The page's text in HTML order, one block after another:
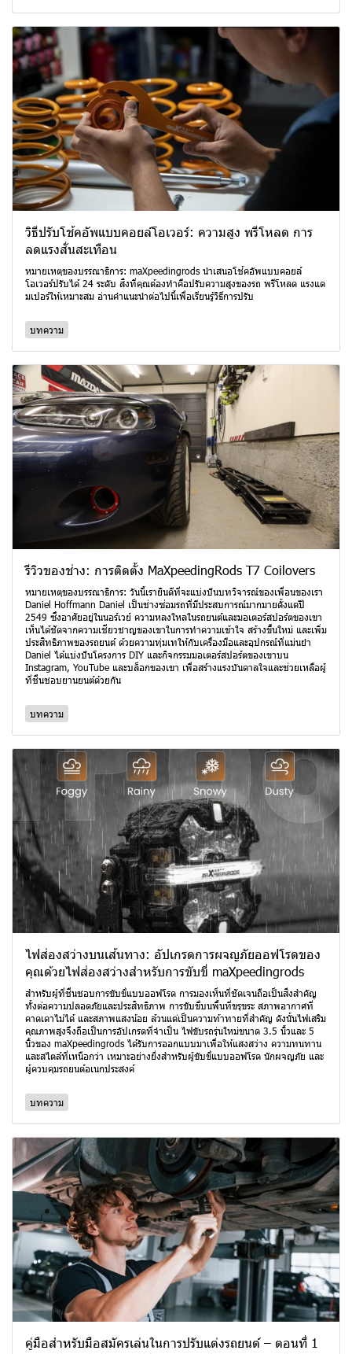
วิธีปรับโช้คอัพแบบคอยล์โอเวอร์: ความสูง พรีโหลด การ
ลดแรงสั่นสะเทือน
หมายเหตุของบรรณาธิการ: maXpeedingrods นำเสนอโช้คอัพแบบคอยล์
โอเวอร์ปรับได้ 24 ระดับ สิ่งที่คุณต้องทำคือปรับความสูงของรถ พรีโหลด แรงแด
มเปอร์ให้เหมาะสม อ่านคำแนะนำต่อไปนี้เพื่อเรียนรู้วิธีการปรับ
บทความ
รีวิวของช่าง: การติดตั้ง MaXpeedingRods T7 Coilovers
หมายเหตุของบรรณาธิการ: วันนี้เรายินดีที่จะแบ่งปันบทวิจารณ์ของเพื่อนของเรา
Daniel Hoffmann Daniel เป็นช่างซ่อมรถที่มีประสบการณ์มากมายตั้งแต่ปี
2549 ซึ่งอาศัยอยู่ในนอร์เวย์ ความหลงใหลในรถยนต์และมอเตอร์สปอร์ตของเขา
เห็นได้ชัดจากความเชี่ยวชาญของเขาในการทำความเข้าใจ สร้างขึ้นใหม่ และเพิ่ม
ประสิทธิภาพของรถยนต์ ด้วยความทุ่มเทให้กับเครื่องมือและอุปกรณ์ที่แม่นยำ
Daniel ได้แบ่งปันโครงการ DIY และกิจกรรมมอเตอร์สปอร์ตของเขาบน
Instagram, YouTube และบล็อกของเขา เพื่อสร้างแรงบันดาลใจและช่วยเหลือผู้
ที่ชื่นชอบยานยนต์ด้วยกัน
บทความ
ไฟส่องสว่างบนเส้นทาง: อัปเกรดการผจญภัยออฟโรดของ
คุณด้วยไฟส่องสว่างสำหรับการขับขี่ maXpeedingrods
สำหรับผู้ที่ชื่นชอบการขับขี่แบบออฟโรด การมองเห็นที่ชัดเจนถือเป็นสิ่งสำคัญ
ทั้งต่อความปลอดภัยและประสิทธิภาพ การขับขี่บนพื้นที่ขรุขระ สภาพอากาศที่
คาดเดาไม่ได้ และสภาพแสงน้อย ล้วนแต่เป็นความท้าทายที่สำคัญ ดังนั้นไฟเสริม
คุณภาพสูงจึงถือเป็นการอัปเกรดที่จำเป็น ไฟขับรถรุ่นใหม่ขนาด 3.5 นิ้วและ 5
นิ้วของ maXpeedingrods ได้รับการออกแบบมาเพื่อให้แสงสว่าง ความทนทาน
และสไตล์ที่เหนือกว่า เหมาะอย่างยิ่งสำหรับผู้ขับขี่แบบออฟโรด นักผจญภัย และ
ผู้ควบคุมรถยนต์อเนกประสงค์
บทความ
คู่มือสำหรับมือสมัครเล่นในการปรับแต่งรถยนต์ – ตอนที่ 1